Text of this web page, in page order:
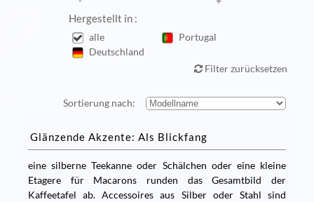
Hergestellt in :
alle
Portugal
Deutschland
Filter zurücksetzen
Sortierung nach:
Glänzende Akzente: Als Blickfang
eine silberne Teekanne oder Schälchen oder eine kleine
Etagere für Macarons runden das Gesamtbild der
Kaffeetafel ab. Accessoires aus Silber oder Stahl sind